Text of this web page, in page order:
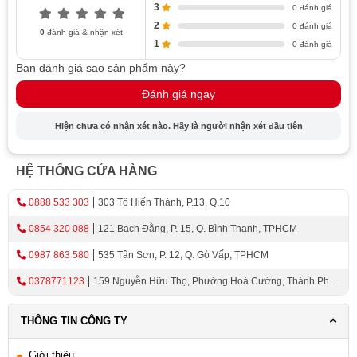
Đa Dạng Tính Năng Hấp Dẫn
Khóa không chỉ đơn giản là một khóa vân tay thông
thường, mà nó còn được trang bị một loạt tính năng
thông minh giúp bạn trải nghiệm sự tiện lợi và an toàn tối
đa:
Mở khóa đa dạng: Không chỉ bằng vân tay, khóa này còn
Điều này rất thuận tiện khi bạn muốn mở cửa theo cách
Nhắc nhở pin yếu: Khóa sẽ cảnh báo bạn khi pin đang
yếu, giúp bạn thay pin kịp thời và đảm bảo rằng nguồn
điện luôn hoạt động ổn đị nh.
Lưu trữ nhiều vân tay: Khóa có khả năng lưu trữ lên đến
20 vân tay của người dùng khác nhau, cùng với 2 vân tay
chủ nhà. Điều này giúp bạn quản lý quyền truy cập một
0đánh giá & nhận xét
3 0 đánh giá
2 0 đánh giá
1 0 đánh giá
Bạn đánh giá sao sản phẩm này?
Đánh giá ngay
Hiện chưa có nhận xét nào. Hãy là người nhận xét đầu tiên
HỆ THỐNG CỬA HÀNG
0888 533 303 303 Tô Hiến Thành, P.13, Q.10
0854 320 088 121 Bạch Đằng, P. 15, Q. Bình Thạnh, TPHCM
0987 863 580 535 Tân Sơn, P. 12, Q. Gò Vấp, TPHCM
0378771123
159 Nguyễn Hữu Thọ, Phường Hoà Cường, Thành Phố
THÔNG TIN CÔNG TY